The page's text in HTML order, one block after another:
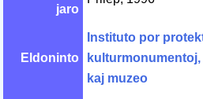
jaro
Eldoninto
Instituto por
kaj muzeo